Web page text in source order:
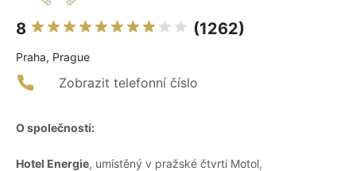
8 (1262)
Praha, Prague
Zobrazit telefonní číslo
O společnosti:
Hotel Energie, umístěný v pražské čtvrti Motol,